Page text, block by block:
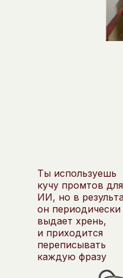
Ты используешь
кучу промтов для
ИИ, но в
он периодически
выдает хрень,
и приходится
переписывать
каждую фразу